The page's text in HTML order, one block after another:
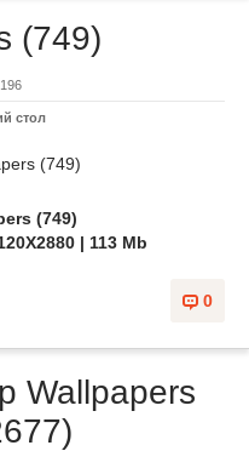
(749)
196
стол
(749)
| 113 Mb
0
Wallpapers